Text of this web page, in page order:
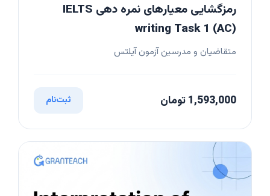
رمزگشایی معیارهای نمره دهی IELTS
writing Task 1 (AC)
متقاضیان و مدرسین آزمون آیلتس
1,593,000 تومان ثبت‌نام